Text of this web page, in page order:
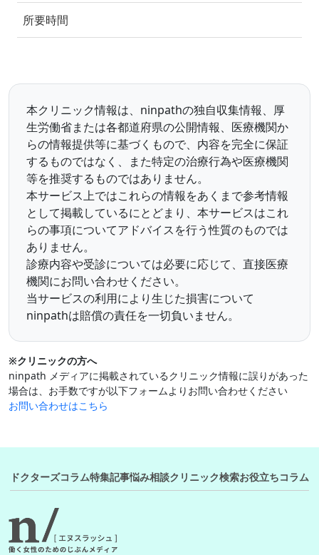
所要時間
本クリニック情報は、ninpathの独自収集情報、厚
生労働省または各都道府県の公開情報、医療機関か
らの情報提供等に基づくもので、内容を完全に保証
するものではなく、また特定の治療行為や医療機関
等を推奨するものではありません。
本サービス上ではこれらの情報をあくまで参考情報
として掲載しているにとどまり、本サービスはこれ
らの事項についてアドバイスを行う性質のものでは
ありません。
診療内容や受診については必要に応じて、直接医療
機関にお問い合わせください。
当サービスの利用により生じた損害について
ninpathは賠償の責任を一切負いません。
※クリニックの方へ
ninpath メディアに掲載されているクリニック情報に誤りがあった
場合は、お手数ですが以下フォームよりお問い合わせください
お問い合わせはこちら
ドクターズコラム特集記事悩み相談クリニック検索お役立ちコラム